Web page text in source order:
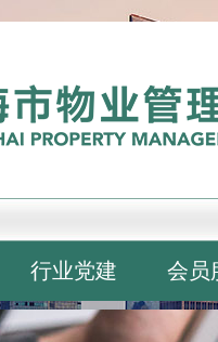
行业党建 会员